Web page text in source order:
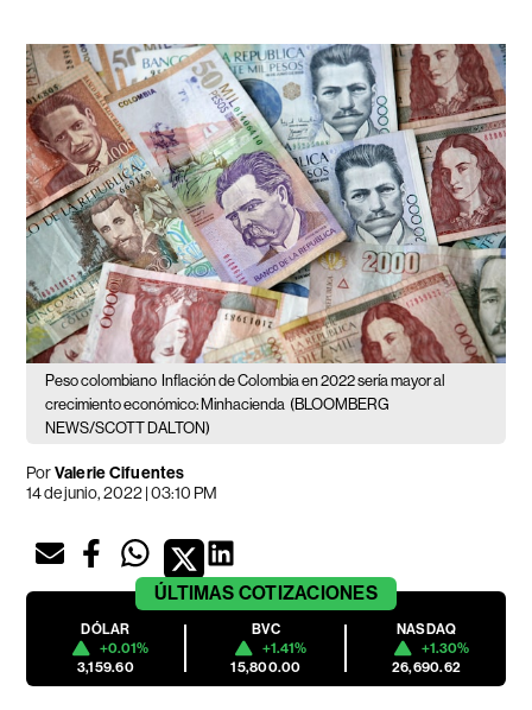
Peso colombiano Inflación de Colombia en 2022 sería mayor al
crecimiento económico: Minhacienda (BLOOMBERG
NEWS/SCOTT DALTON)
PorValerie Cifuentes
14 de junio, 2022 | 03:10 PM
ÚLTIMAS COTIZACIONES
DÓLAR
+0.01%
3,159.60
BVC
+1.41%
15,800.00
NASDAQ
+1.30%
26,690.62